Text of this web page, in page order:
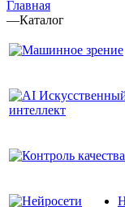
Главная
—Каталог